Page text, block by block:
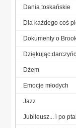
Dania toskańskie
Dla każdego coś
Dokumenty o
Dziękując
Dżem
Emocje młodych
Jazz
Jubileusz... i po